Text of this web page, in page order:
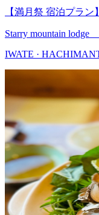
【満月祭 宿泊プラ
Starry mountain lodge
IWATE ·